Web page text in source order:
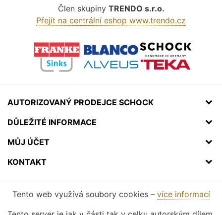
Člen skupiny TRENDO s.r.o.
Přejít na centrální eshop www.trendo.cz
AUTORIZOVANÝ PRODEJCE SCHOCK
DŮLEŽITÉ INFORMACE
MŮJ ÚČET
KONTAKT
Tento web využívá soubory cookies – více informací